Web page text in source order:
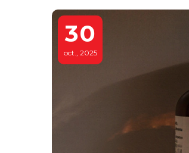
30
oct., 2025